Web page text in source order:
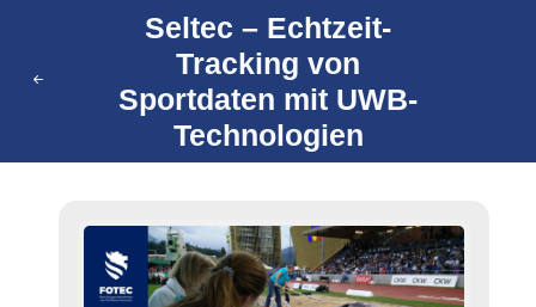
Seltec – Echtzeit-
Tracking von
Sportdaten mit UWB-
Technologien